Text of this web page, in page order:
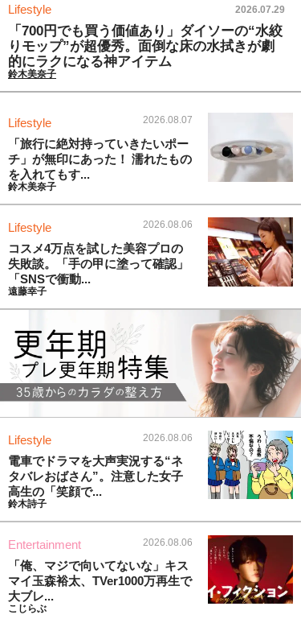
Lifestyle 2026.07.29
「700円でも買う価値あり」ダイソーの“水絞
りモップ”が超優秀。面倒な床の水拭きが劇
的にラクになる神アイテム
鈴木美奈子
Lifestyle 2026.08.07
「旅行に絶対持っていきたいポー
チ」が無印にあった！ 濡れたもの
を入れてもす...
鈴木美奈子
Lifestyle 2026.08.06
コスメ4万点を試した美容プロの
失敗談。「手の甲に塗って確認」
「SNSで衝動...
遠藤幸子
Lifestyle 2026.08.06
電車でドラマを大声実況する“ネ
タバレおばさん”。注意した女子
高生の「笑顔で...
鈴木詩子
Entertainment 2026.08.06
「俺、マジで向いてないな」キス
マイ玉森裕太、TVer1000万再生で
大ブレ...
こじらぶ